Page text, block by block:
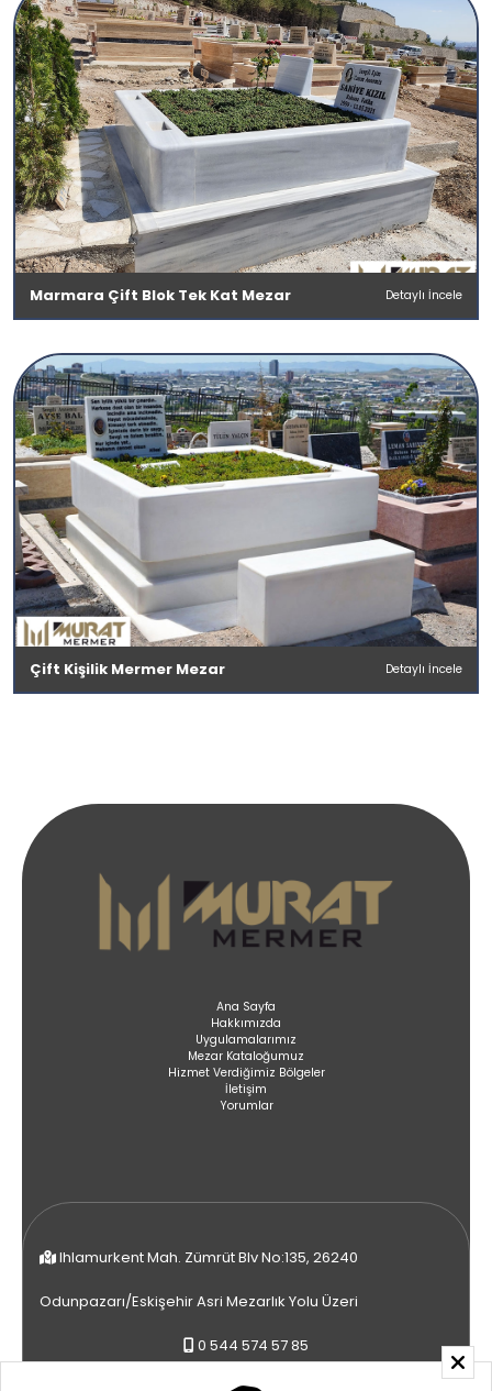
Marmara Çift Blok Tek Kat Mezar Detaylı İncele
Çift Kişilik Mermer Mezar Detaylı İncele
Ana Sayfa
Hakkımızda
Uygulamalarımız
Mezar Kataloğumuz
Hizmet Verdiğimiz Bölgeler
İletişim
Yorumlar
Ihlamurkent Mah. Zümrüt Blv No:135, 26240
Odunpazarı/Eskişehir Asri Mezarlık Yolu Üzeri
0 544 574 57 85